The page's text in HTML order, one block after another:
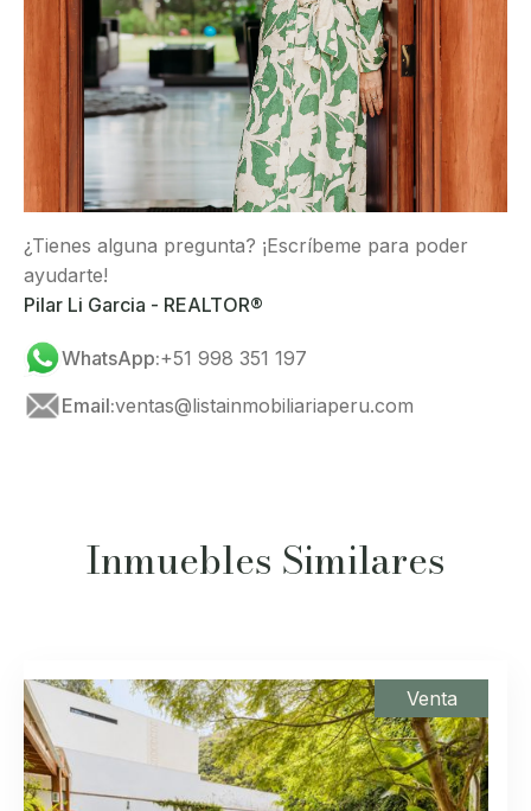
¿Tienes alguna pregunta? ¡Escríbeme para poder
ayudarte!
Pilar Li Garcia - REALTOR®
WhatsApp:+51 998 351 197
Email:ventas@listainmobiliariaperu.com
Inmuebles Similares
Venta